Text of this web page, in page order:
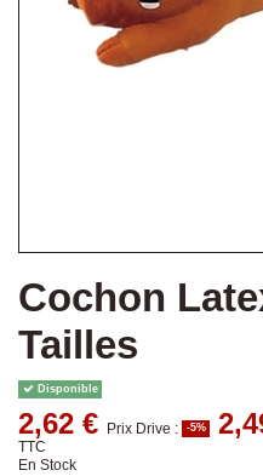
Cochon
Tailles
Disponible
2,62 € Prix Drive : -5%
TTC
En Stock